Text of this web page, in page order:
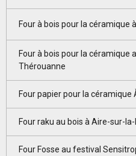
Four à bois pour la céramique
Four à bois pour la céramique
Thérouanne
Four papier pour la
Four raku au bois à Aire-sur-la-
Four Fosse au festival